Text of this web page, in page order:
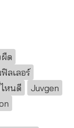
ด
ลเลอร์
หนดี
Juvgen